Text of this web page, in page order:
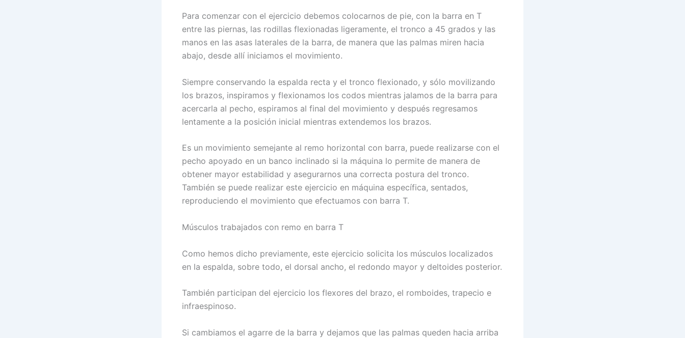
Para comenzar con el ejercicio debemos colocarnos de pie, con la barra en T
entre las piernas, las rodillas flexionadas ligeramente, el tronco a 45 grados y las
manos en las asas laterales de la barra, de manera que las palmas miren hacia
abajo, desde allí iniciamos el movimiento.
Siempre conservando la espalda recta y el tronco flexionado, y sólo movilizando
los brazos, inspiramos y flexionamos los codos mientras jalamos de la barra para
acercarla al pecho, espiramos al final del movimiento y después regresamos
lentamente a la posición inicial mientras extendemos los brazos.
Es un movimiento semejante al remo horizontal con barra, puede realizarse con el
pecho apoyado en un banco inclinado si la máquina lo permite de manera de
obtener mayor estabilidad y asegurarnos una correcta postura del tronco.
También se puede realizar este ejercicio en máquina específica, sentados,
reproduciendo el movimiento que efectuamos con barra T.
Músculos trabajados con remo en barra T
Como hemos dicho previamente, este ejercicio solicita los músculos localizados
en la espalda, sobre todo, el dorsal ancho, el redondo mayor y deltoides posterior.
También participan del ejercicio los flexores del brazo, el romboides, trapecio e
infraespinoso.
Si cambiamos el agarre de la barra y dejamos que las palmas queden hacia arriba